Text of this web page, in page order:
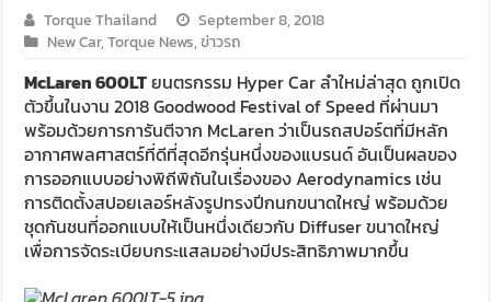
Torque Thailand
September 8, 2018
New Car,Torque News,ข่าวรถ
McLaren 600LTยนตรกรรม Hyper Car ลำใหม่ล่าสุด ถูกเปิด
ตัวขึ้นในงาน 2018 Goodwood Festival of Speed ที่ผ่านมา
พร้อมด้วยการการันตีจาก McLaren ว่าเป็นรถสปอร์ตที่มีหลัก
อากาศพลศาสตร์ที่ดีที่สุดอีกรุ่นหนึ่งของแบรนด์ อันเป็นผลของ
การออกแบบอย่างพิถีพิถันในเรื่องของ Aerodynamics เช่น
การติดตั้งสปอยเลอร์หลังรูปทรงปีกนกขนาดใหญ่ พร้อมด้วย
ชุดกันชนที่ออกแบบให้เป็นหนึ่งเดียวกับ Diffuser ขนาดใหญ่
เพื่อการจัดระเบียบกระแสลมอย่างมีประสิทธิภาพมากขึ้น